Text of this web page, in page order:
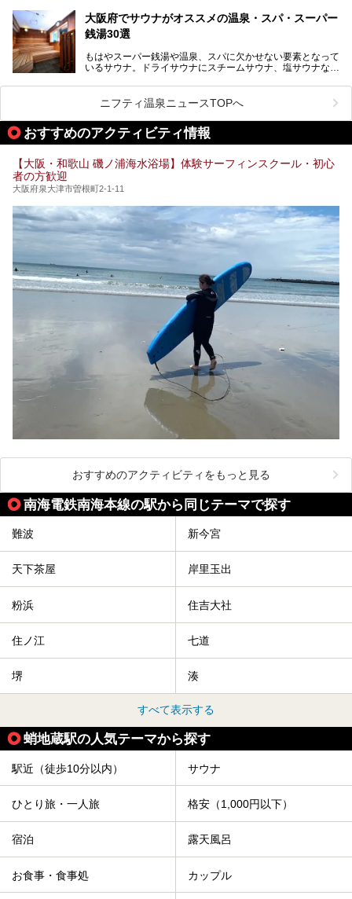
る迫力ある熱波パフォーマンスも毎日行われており、“とと
のう”体験をしっかり楽しめるのもポイントです。
ケやボウリングといった遊び場もあり、友人同士やカップル
で“遊び+癒し”の一日を過ごすのにもぴったり。
処にいたるまで魅力をたっぷり堪能してきたので、その全容
そんなスパワールドが2025年11月15日（土）に、新たな浴
室や日本最大級140人収容の大規模サウナを携えてリニュー
アルオープン！浴室である4F・6Fそれぞれにリニューアル
大規模リニューアルの全容を確認すべく、リニューアルプレ
オープンイベントに行ってきました！今回はそのリニューア
大阪府でサウナがオススメの温泉・スパ・スーパー
銭湯30選
もはやスーパー銭湯や温泉、スパに欠かせない要素となって
いるサウナ。ドライサウナにスチームサウナ、塩サウナな
ペース、ロウリュウなど、心ゆくまで楽しむためのサービス
が充実した施設も多くみられます。
今回はそんなサウナにこだわった、大阪府内のオススメ温
泉・銭湯・スパを30件紹介したいと思います！
ニフティ温泉ニュースTOPへ
おすすめのアクティビティ情報
【大阪・和歌山 磯ノ浦海水浴場】体験サーフィンスクール・初心
者の方歓迎
大阪府泉大津市曽根町2-1-11
おすすめのアクティビティをもっと見る
南海電鉄南海本線の駅から同じテーマで探す
難波 新今宮
天下茶屋 岸里玉出
粉浜 住吉大社
住ノ江 七道
堺 湊
すべて表示する
蛸地蔵駅の人気テーマから探す
駅近（徒歩10分以内） サウナ
ひとり旅・一人旅 格安（1,000円以下）
宿泊 露天風呂
お食事・食事処 カップル